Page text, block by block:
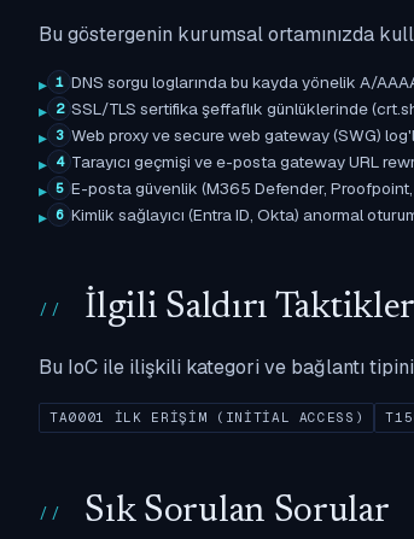
Bu göstergenin kurumsal ortamınızda
1 DNS sorgu loglarında bu kayda yönelik A/
2 SSL/TLS sertifika şeffaflık günlüklerinde
3 Web proxy ve secure web gateway (SWG)
4 Tarayıcı geçmişi ve e-posta gateway URL
5 E-posta güvenlik (M365 Defender, Proofpoint,
6 Kimlik sağlayıcı (Entra ID, Okta) anormal
İlgili Saldırı
Bu IoC ile ilişkili kategori ve bağlantı
TA0001 İLK ERIŞIM (INITIAL ACCESS)
Sık Sorulan Sorular